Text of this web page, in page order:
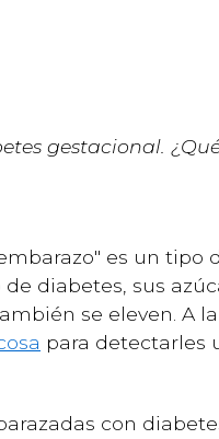
gestacional.
es un tipo
diabetes, sus
se eleven. A
para detectarles
con